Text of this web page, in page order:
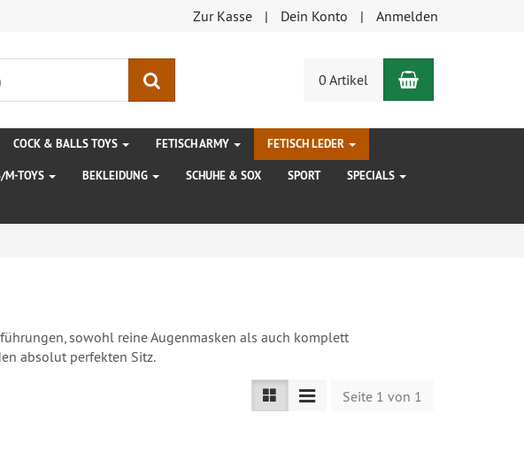
Zur Kasse Dein Konto Anmelden
0 Artikel Warenkorb
COCK & BALLS TOYS FETISCH ARMY FETISCH LEDER
M-TOYS BEKLEIDUNG SCHUHE & SOX SPORT SPECIALS
sowohl reine Augenmasken als auch komplett
absolut perfekten Sitz.
Seite 1 von 1